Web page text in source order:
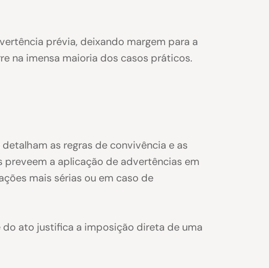
prévia, deixando margem para a
na imensa maioria dos casos práticos.
as regras de convivência e as
a aplicação de advertências em
mais sérias ou em caso de
do ato justifica a imposição direta de uma